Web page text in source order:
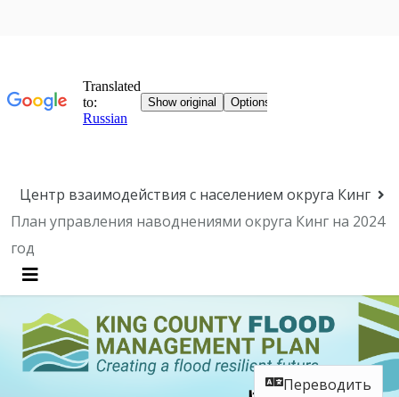
Центр взаимодействия с населением округа Кинг
План управления наводнениями округа Кинг на 2024
год
Меню
Переводить